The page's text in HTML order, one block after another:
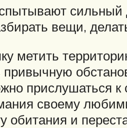
сильный
вещи,
метить
привычную
прислушаться к
своему
обитания и